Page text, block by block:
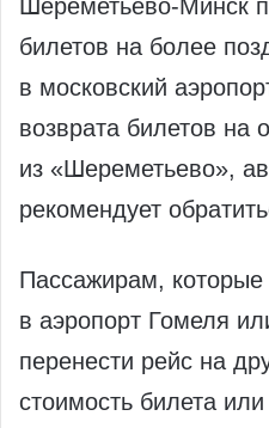
Шереметьево-Минск
билетов на более
в московский
возврата билетов на
из «Шереметьево»,
рекомендует
Пассажирам,
в аэропорт Гомеля
перенести рейс на
стоимость билета